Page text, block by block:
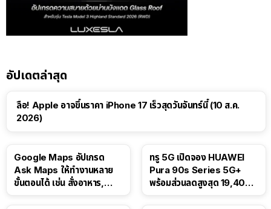
อัปเดตล่าสุด
ลือ! Apple อาจขึ้นราคา iPhone 17 เร็วสุดวันจันทร์นี้ (10 ส.ค.
2026)
Google Maps อัปเกรด
Ask Maps ให้ทำงานหลาย
ขั้นตอนได้ เช่น สั่งอาหาร,
ทรู 5G เปิดจอง HUAWEI
Pura 90s Series 5G+
พร้อมส่วนลดสูงสุด 19,400